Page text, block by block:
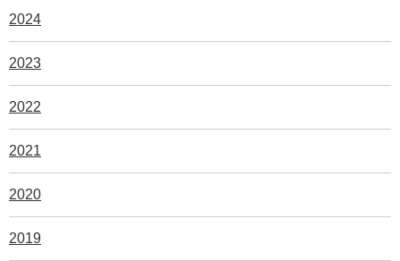
2024
2023
2022
2021
2020
2019